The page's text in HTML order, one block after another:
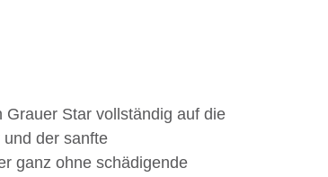
Star vollständig auf die
der sanfte
ganz ohne schädigende